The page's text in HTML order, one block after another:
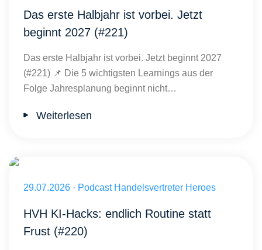
Das erste Halbjahr ist vorbei. Jetzt
beginnt 2027 (#221)
Das erste Halbjahr ist vorbei. Jetzt beginnt 2027
(#221) 📌 Die 5 wichtigsten Learnings aus der
Folge Jahresplanung beginnt nicht…
Weiterlesen
Veröffentlicht am 29.07.2026
29.07.2026 · Podcast Handelsvertreter Heroes
HVH KI-Hacks: endlich Routine statt
Frust (#220)